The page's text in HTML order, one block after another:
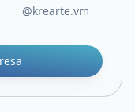
@krearte.vm